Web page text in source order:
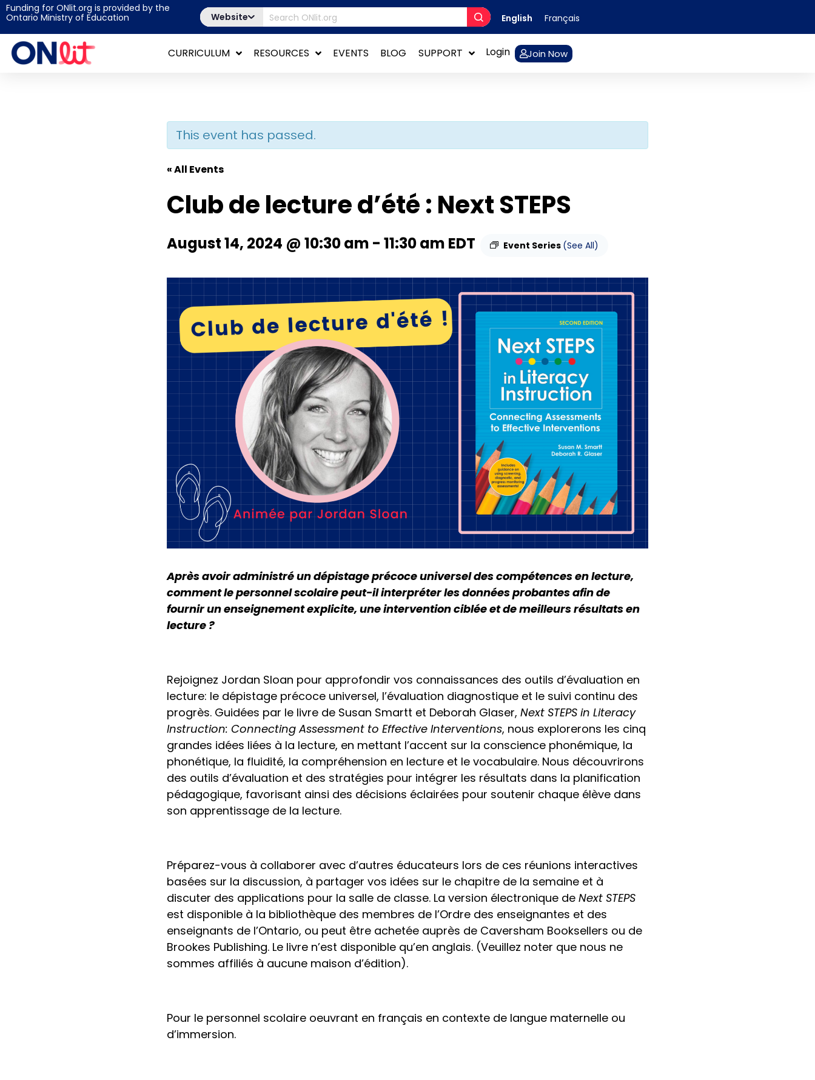
Funding for ONlit.org is provided by the
Ontario Ministry of Education
Website English Français
CURRICULUM RESOURCES EVENTS BLOG SUPPORT Login Join Now
This event has passed.
« All Events
Club de lecture d’été : Next STEPS
August 14, 2024 @ 10:30 am - 11:30 am EDT Event Series (See All)
Après avoir administré un dépistage précoce universel des compétences en lecture,
comment le personnel scolaire peut-il interpréter les données probantes afin de
fournir un enseignement explicite, une intervention ciblée et de meilleurs résultats en
lecture ?
Rejoignez Jordan Sloan pour approfondir vos connaissances des outils d’évaluation en
lecture: le dépistage précoce universel, l’évaluation diagnostique et le suivi continu des
progrès. Guidées par le livre de Susan Smartt et Deborah Glaser, Next STEPS in Literacy
Instruction: Connecting Assessment to Effective Interventions, nous explorerons les cinq
grandes idées liées à la lecture, en mettant l’accent sur la conscience phonémique, la
phonétique, la fluidité, la compréhension en lecture et le vocabulaire. Nous découvrirons
des outils d’évaluation et des stratégies pour intégrer les résultats dans la planification
pédagogique, favorisant ainsi des décisions éclairées pour soutenir chaque élève dans
son apprentissage de la lecture.
Préparez-vous à collaborer avec d’autres éducateurs lors de ces réunions interactives
basées sur la discussion, à partager vos idées sur le chapitre de la semaine et à
discuter des applications pour la salle de classe. La version électronique de Next STEPS
est disponible à la bibliothèque des membres de l’Ordre des enseignantes et des
enseignants de l’Ontario, ou peut être achetée auprès de Caversham Booksellers ou de
Brookes Publishing. Le livre n’est disponible qu’en anglais. (Veuillez noter que nous ne
sommes affiliés à aucune maison d’édition).
Pour le personnel scolaire oeuvrant en français en contexte de langue maternelle ou
d’immersion.